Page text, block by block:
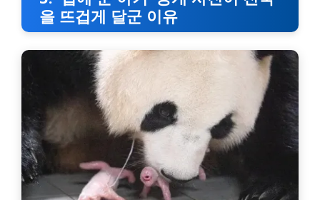
을 뜨겁게 달군 이유